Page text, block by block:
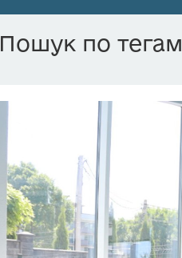
Пошук по тегам